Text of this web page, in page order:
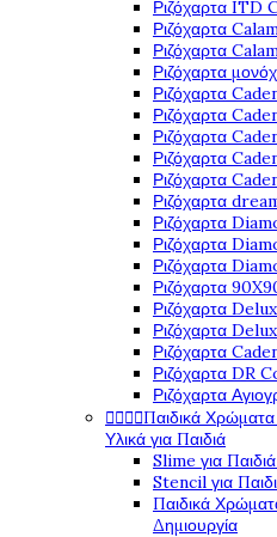
Ριζόχαρτα ITD
Ριζόχαρτα
Ριζόχαρτα
Ριζόχαρτα
Ριζόχαρτα
Ριζόχαρτα
Ριζόχαρτα
Ριζόχαρτα
Ριζόχαρτα
Ριζόχαρτα
Ριζόχαρτα
Ριζόχαρτα
Ριζόχαρτα
Ριζόχαρτα
Ριζόχαρτα
Ριζόχαρτα
Ριζόχαρτα
Ριζόχαρτα DR
Ριζόχαρτα
Παιδικά
Υλικά για Παιδιά
Slime για
Stencil για
Παιδικά
Δημιουργία